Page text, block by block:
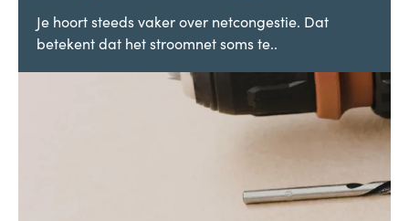
Je hoort steeds vaker over netcongestie. Dat
betekent dat het stroomnet soms te..